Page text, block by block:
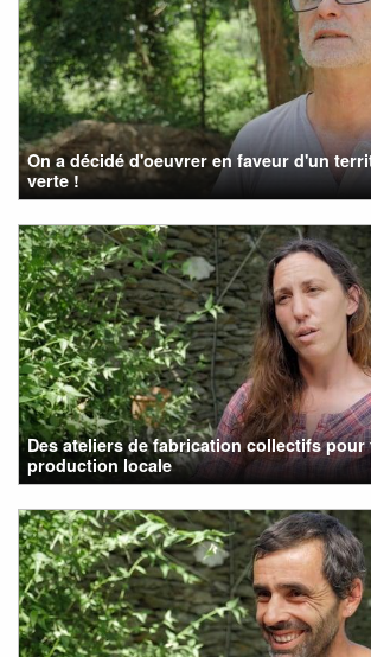
On a décidé d'oeuvrer en faveur d'un
verte !
Des ateliers de fabrication collectifs
production locale